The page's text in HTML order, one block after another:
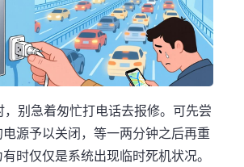
，别急着匆忙打电话去报修。可先尝
源予以关闭，等一两分钟之后再重
时仅仅是系统出现临时死机状况。